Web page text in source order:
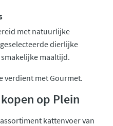
met natuurlijke
dierlijke
maaltijd.
verdient met Gourmet.
op Plein
kattenvoer van